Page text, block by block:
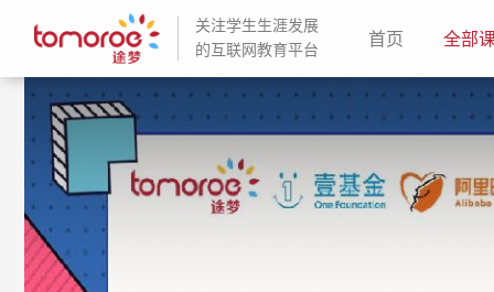
关注学生生涯发展
的互联网教育平台
首页(current)
全部